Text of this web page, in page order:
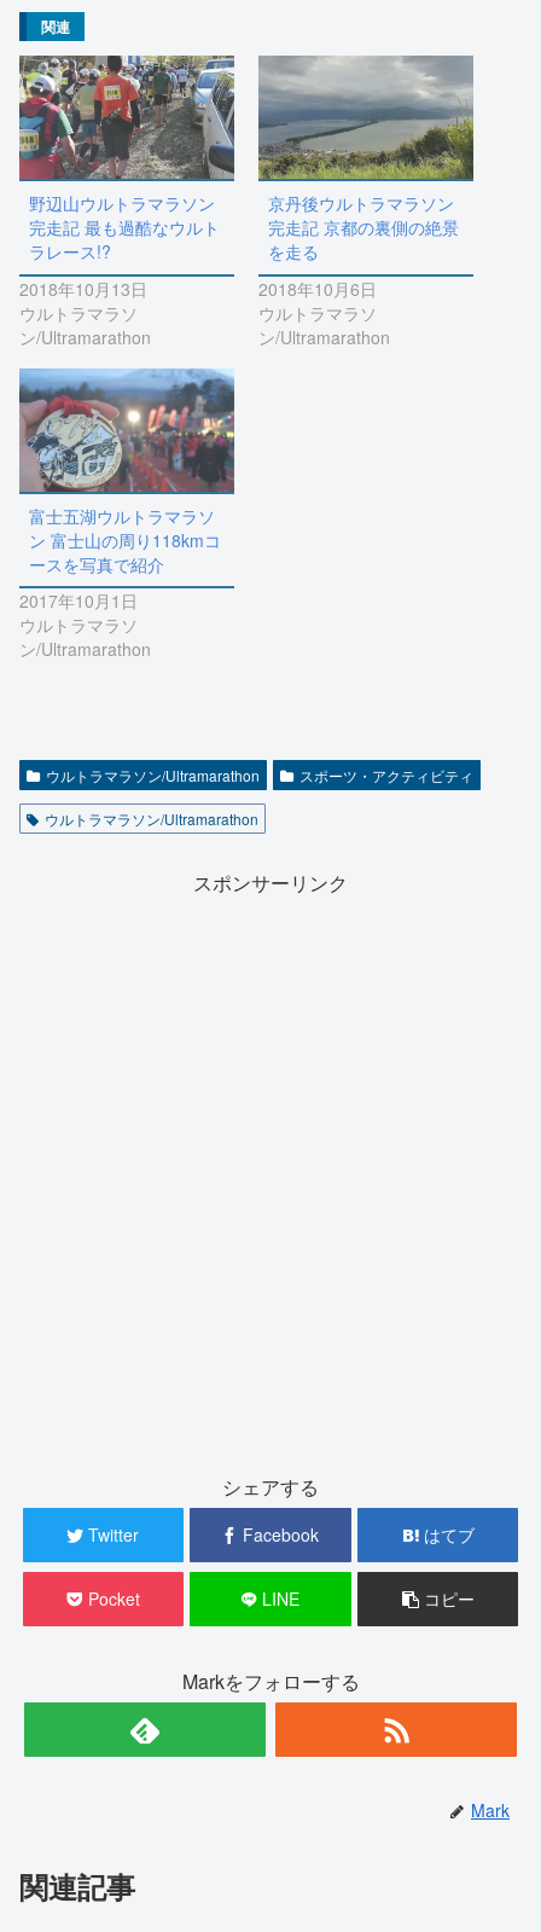
(
新
し
い
ウ
ィ
ン
ド
ウ
で
開
き
ま
す
)
し
て
く
だ
さ
い
新
し
い
ウ
ィ
ン
で
開
き
ま
す
)
関連
野辺山ウルトラマラソン
完走記 最も過酷なウルト
ラレース!?
2018年10月13日
ウルトラマラソ
ン/Ultramarathon
京丹後ウルトラマラソン
完走記 京都の裏側の絶景
を走る
2018年10月6日
ウルトラマラソ
ン/Ultramarathon
富士五湖ウルトラマラソ
ン 富士山の周り118kmコ
ースを写真で紹介
2017年10月1日
ウルトラマラソ
ン/Ultramarathon
ウルトラマラソン/Ultramarathon スポーツ・アクティビティ
ウルトラマラソン/Ultramarathon
スポンサーリンク
シェアする
Twitter Facebook はてブ
Pocket LINE コピー
Markをフォローする
Mark
関連記事